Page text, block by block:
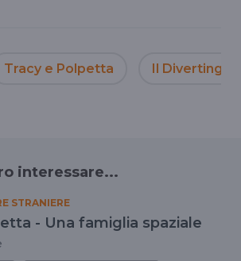
Tracy e Polpetta Il
interessare...
STRANIERE
- Una famiglia spaziale